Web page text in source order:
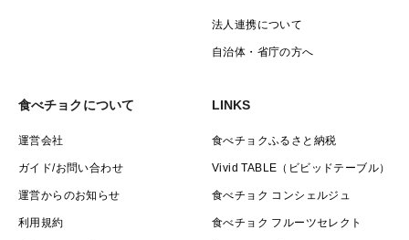
法人連携について
自治体・省庁の方へ
食べチョクについて
運営会社
ガイド/お問い合わせ
運営からのお知らせ
利用規約
LINKS
食べチョクふるさと納税
Vivid TABLE（ビビッドテーブル）
食べチョク コンシェルジュ
食べチョク フルーツセレクト